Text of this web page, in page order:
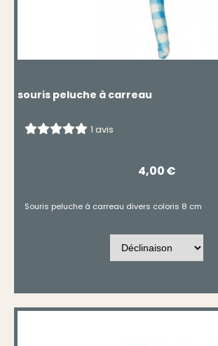
souris peluche à carreau
1 avis
4,00€
Souris peluche à carreau divers coloris 8 cm